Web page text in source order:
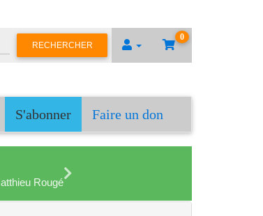
0
RECHERCHER
S'abonner Faire un don
Rougé